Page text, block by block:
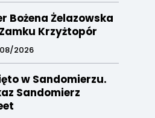
Bożena Żelazowska
Krzyżtopór
2026
w Sandomierzu.
Sandomierz